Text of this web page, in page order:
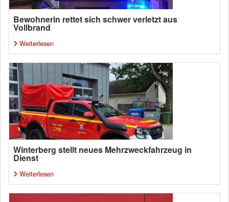
Bewohnerin rettet sich schwer verletzt aus
Vollbrand
Weiterlesen
Winterberg stellt neues Mehrzweckfahrzeug in
Dienst
Weiterlesen